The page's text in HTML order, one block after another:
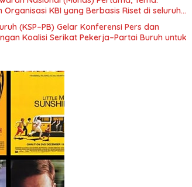
KBI yang Berbasis Riset di seluruh
(KSP–PB) Gelar Konferensi Pers dan
Koalisi Serikat Pekerja–Partai Buruh untuk